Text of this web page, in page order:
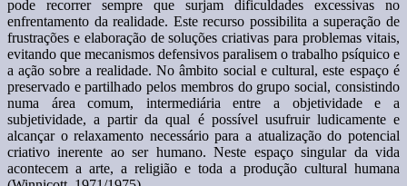
pode recorrer sempre que surjam dificuldades excessivas no
enfrentamento da realidade. Este recurso possibilita a superação de
frustrações e elaboração de soluções criativas para problemas vitais,
evitando que mecanismos defensivos paralisem o trabalho psíquico e
a ação sobre a realidade. No âmbito social e cultural, este espaço é
preservado e partilhado pelos membros do grupo social, consistindo
numa área comum, intermediária entre a objetividade e a
subjetividade, a partir da qual é possível usufruir ludicamente e
alcançar o relaxamento necessário para a atualização do potencial
criativo inerente ao ser humano. Neste espaço singular da vida
acontecem a arte, a religião e toda a produção cultural humana